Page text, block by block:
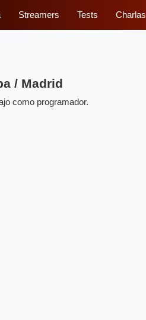
Streamers Tests Charlas
/ Madrid
como programador.